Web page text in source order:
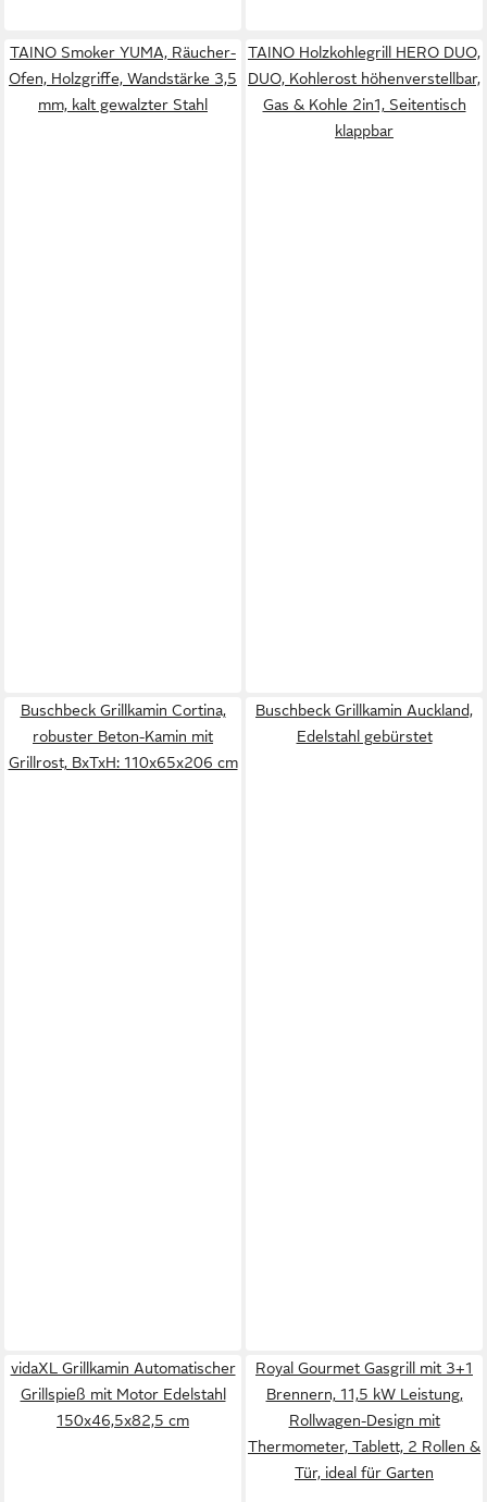
TAINO Smoker YUMA, Räucher-
Ofen, Holzgriffe, Wandstärke 3,5
mm, kalt gewalzter Stahl
TAINO Holzkohlegrill HERO DUO,
DUO, Kohlerost höhenverstellbar,
Gas & Kohle 2in1, Seitentisch
klappbar
Buschbeck Grillkamin Cortina,
robuster Beton-Kamin mit
Grillrost, BxTxH: 110x65x206 cm
Buschbeck Grillkamin Auckland,
Edelstahl gebürstet
vidaXL Grillkamin Automatischer
Grillspieß mit Motor Edelstahl
150x46,5x82,5 cm
Royal Gourmet Gasgrill mit 3+1
Brennern, 11,5 kW Leistung,
Rollwagen-Design mit
Thermometer, Tablett, 2 Rollen &
Tür, ideal für Garten